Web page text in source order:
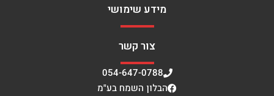
מידע שימושי
צור קשר
054-647-0788
הבלון השמח בע"מ